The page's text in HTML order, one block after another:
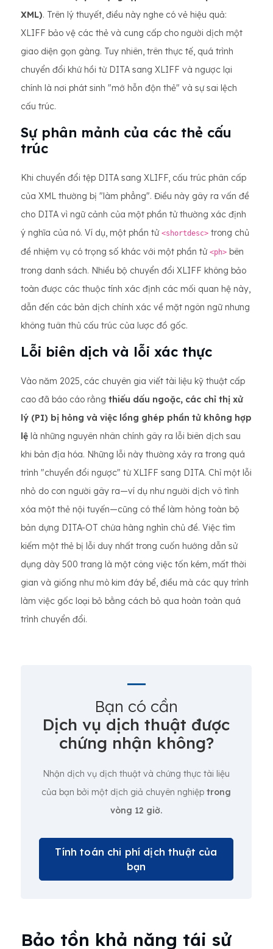
XML). Trên lý thuyết, điều này nghe có vẻ hiệu quả:
XLIFF bảo vệ các thẻ và cung cấp cho người dịch một
giao diện gọn gàng. Tuy nhiên, trên thực tế, quá trình
chuyển đổi khứ hồi từ DITA sang XLIFF và ngược lại
chính là nơi phát sinh "mớ hỗn độn thẻ" và sự sai lệch
cấu trúc.
Sự phân mảnh của các thẻ cấu
trúc
Khi chuyển đổi tệp DITA sang XLIFF, cấu trúc phân cấp
của XML thường bị "làm phẳng". Điều này gây ra vấn đề
cho DITA vì ngữ cảnh của một phần tử thường xác định
ý nghĩa của nó. Ví dụ, một phần tử <shortdesc> trong chủ
đề nhiệm vụ có trọng số khác với một phần tử <ph> bên
trong danh sách. Nhiều bộ chuyển đổi XLIFF không bảo
toàn được các thuộc tính xác định các mối quan hệ này,
dẫn đến các bản dịch chính xác về mặt ngôn ngữ nhưng
không tuân thủ cấu trúc của lược đồ gốc.
Lỗi biên dịch và lỗi xác thực
Vào năm 2025, các chuyên gia viết tài liệu kỹ thuật cấp
cao đã báo cáo rằng thiếu dấu ngoặc, các chỉ thị xử
lý (PI) bị hỏng và việc lồng ghép phần tử không hợp
lệ là những nguyên nhân chính gây ra lỗi biên dịch sau
khi bản địa hóa. Những lỗi này thường xảy ra trong quá
trình "chuyển đổi ngược" từ XLIFF sang DITA. Chỉ một lỗi
nhỏ do con người gây ra—ví dụ như người dịch vô tình
xóa một thẻ nội tuyến—cũng có thể làm hỏng toàn bộ
bản dựng DITA-OT chứa hàng nghìn chủ đề. Việc tìm
kiếm một thẻ bị lỗi duy nhất trong cuốn hướng dẫn sử
dụng dày 500 trang là một công việc tốn kém, mất thời
gian và giống như mò kim đáy bể, điều mà các quy trình
làm việc gốc loại bỏ bằng cách bỏ qua hoàn toàn quá
trình chuyển đổi.
Bạn có cần
Dịch vụ dịch thuật được
chứng nhận không?
Nhận dịch vụ dịch thuật và chứng thực tài liệu
của bạn bởi một dịch giả chuyên nghiệp trong
vòng 12 giờ.
Tính toán chi phí dịch thuật của
bạn
Bảo tồn khả năng tái sử